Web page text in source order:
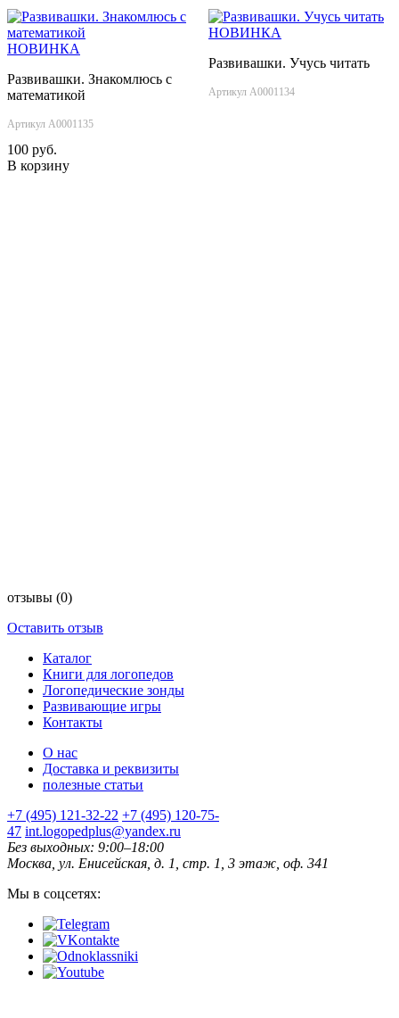
НОВИНКА
Развивашки. Знакомлюсь с
математикой
Артикул А0001135
100 руб.
В корзину
НОВИНКА
Развивашки. Учусь читать
Артикул А0001134
отзывы (0)
Оставить отзыв
Каталог
Книги для логопедов
Логопедические зонды
Развивающие игры
Контакты
О нас
Доставка и реквизиты
полезные статьи
+7 (495) 121-32-22 +7 (495) 120-75-
47 int.logopedplus@yandex.ru
Без выходных: 9:00–18:00
Москва, ул. Енисейская, д. 1, стр. 1, 3 этаж, оф. 341
Мы в соцсетях: